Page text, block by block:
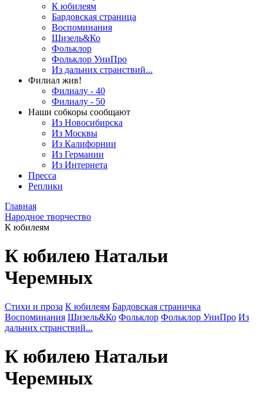
К юбилеям
Бардовская страница
Воспоминания
Шизель&Ко
Фольклор
Фольклор УниПро
Из дальних странствий...
Филиал жив!
Филиалу - 40
Филиалу - 50
Наши собкоры сообщают
Из Новосибирска
Из Москвы
Из Калифорнии
Из Германии
Из Интернета
Пресса
Реплики
Главная
Народное творчество
К юбилеям
К юбилею Натальи
Черемных
Стихи и проза К юбилеям Бардовская страничка
Воспоминания Шизель&Ко Фольклор Фольклор УниПро Из
дальних странствий...
К юбилею Натальи
Черемных